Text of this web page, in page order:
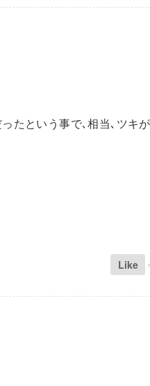
たという事で､相当､ツキ
Like